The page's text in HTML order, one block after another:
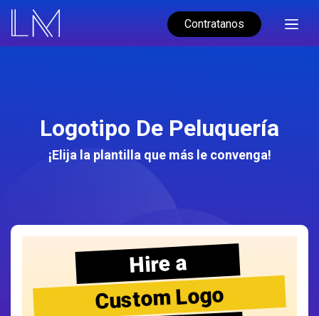
Contratanos
Logotipo De Peluquería
¡Elija la plantilla que más le convenga!
Hire a
Custom Logo